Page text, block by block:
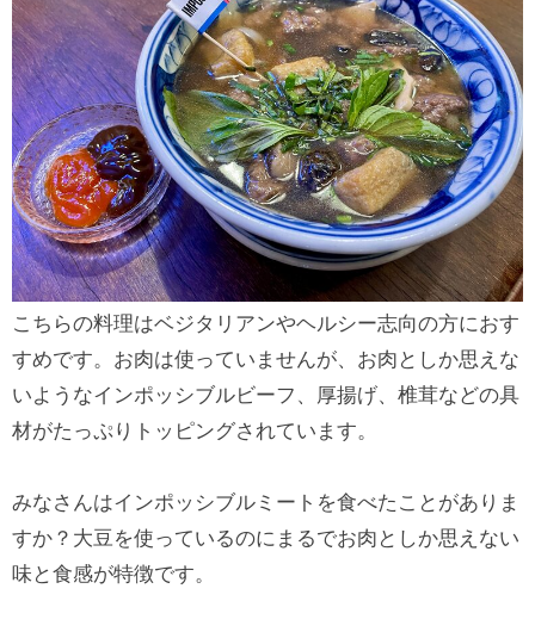
こちらの料理はベジタリアンやヘルシー志向の方におす
すめです。お肉は使っていませんが、お肉としか思えな
いようなインポッシブルビーフ、厚揚げ、椎茸などの具
材がたっぷりトッピングされています。
みなさんはインポッシブルミートを食べたことがありま
すか？大豆を使っているのにまるでお肉としか思えない
味と食感が特徴です。